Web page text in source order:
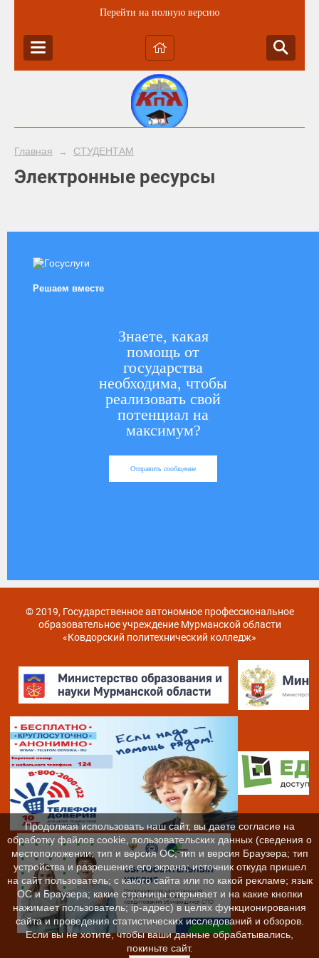
Перейти на полную версию
Главная → СТУДЕНТАМ
Электронные ресурсы
Решаем вместе
Знаете, какая
помощь от
государства
необходима, чтобы
реализовать свой
потенциал на
максимум?
Отправить сообщение
© 2019, Государственное автономное профессиональное
образовательное учреждение Мурманской области
«Ковдорский политехнический колледж»
Продолжая использовать наш сайт, вы даете согласие на
обработку файлов cookie, пользовательских данных (сведения о
местоположении; тип и версия ОС; тип и версия Браузера; тип
устройства и разрешение его экрана; источник откуда пришел
на сайт пользователь; с какого сайта или по какой рекламе; язык
ОС и Браузера; какие страницы открывает и на какие кнопки
нажимает пользователь; ip-адрес) в целях функционирования
сайта и проведения статистических исследований и обзоров.
Если вы не хотите, чтобы ваши данные обрабатывались,
покиньте сайт.